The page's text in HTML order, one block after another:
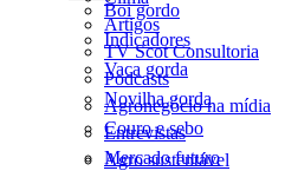
Artigos
TV Scot Consultoria
Podcasts
Agronegócio na mídia
Entrevistas
Agro sustentável
Boi gordo
Indicadores
Vaca gorda
Novilha gorda
Couro e sebo
Mercado futuro